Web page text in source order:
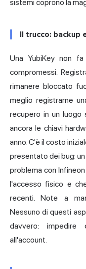
sistemi coprono la
Il trucco: backup
Una YubiKey non
compromessi.
rimanere bloccato
meglio registrarne
recupero in un luogo
ancora le chiavi
anno. C'è il costo
presentato dei bug:
problema con
l'accesso fisico e
recenti. Note a
Nessuno di questi
davvero: impedire
all'account.